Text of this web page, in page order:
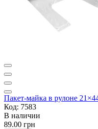
Пакет-майка в рулоне
Код: 7583
В наличии
89.00 грн